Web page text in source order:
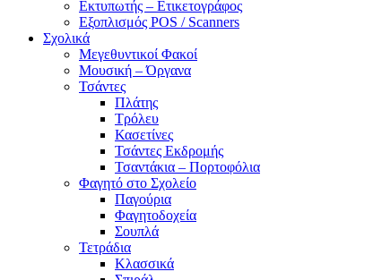
Εκτυπωτής – Ετικετογράφος
Εξοπλισμός POS / Scanners
Σχολικά
Μεγεθυντικοί Φακοί
Μουσική – Όργανα
Τσάντες
Πλάτης
Τρόλευ
Κασετίνες
Τσάντες Εκδρομής
Τσαντάκια – Πορτοφόλια
Φαγητό στο Σχολείο
Παγούρια
Φαγητοδοχεία
Σουπλά
Τετράδια
Κλασσικά